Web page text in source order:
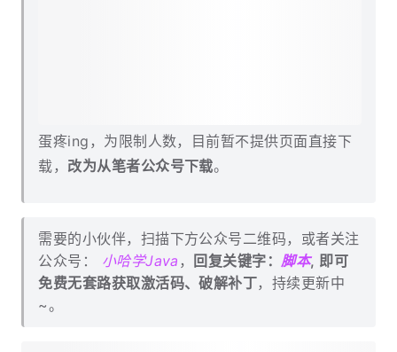
蛋疼ing，为限制人数，目前暂不提供页面直接下
载， 改为从笔者公众号下载。
需要的小伙伴，扫描下方公众号二维码，或者关注
公众号： 小哈学Java ， 回复关键字：脚本, 即可
免费无套路获取激活码、破解补丁，持续更新中
~。